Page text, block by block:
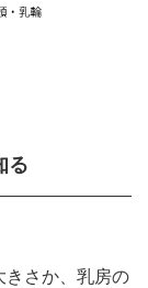
る
きさか、乳房の